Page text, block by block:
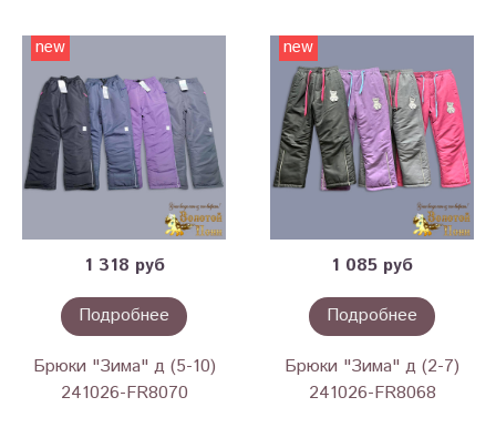
new
1 318 руб
Подробнее
Брюки "Зима" д (5-10)
241026-FR8070
new
1 085 руб
Подробнее
Брюки "Зима" д (2-7)
241026-FR8068